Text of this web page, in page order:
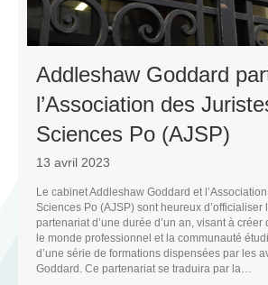
Addleshaw Goddard
l’Association des
Sciences Po (AJSP)
13 avril 2023
Le cabinet Addleshaw Goddard et
Sciences Po (AJSP) sont heureux d’officialiser
partenariat d’une durée d’un an, visant à créer
le monde professionnel et la communauté
d’une série de formations dispensées par les
Goddard. Ce partenariat se traduira par la…